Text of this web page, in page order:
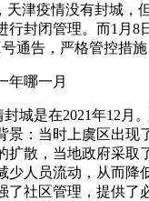
天津疫情没有封城，
行封闭管理。而1月8
通告，严格管控措施
年哪一月
封城是在2021年12月
景：当时上虞区出现
扩散，当地政府采取
少人员流动，从而降
了社区管理，提供了